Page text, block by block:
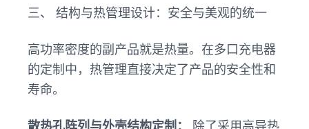
三、 结构与热管理设计：安全与美观的统一
高功率密度的副产品就是热量。在多口充电器
的定制中，热管理直接决定了产品的安全性和
寿命。
散热孔阵列与外壳结构定制：
除了采用高导热